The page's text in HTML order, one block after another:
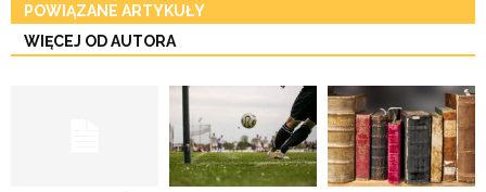
POWIĄZANE ARTYKUŁY
WIĘCEJ OD AUTORA